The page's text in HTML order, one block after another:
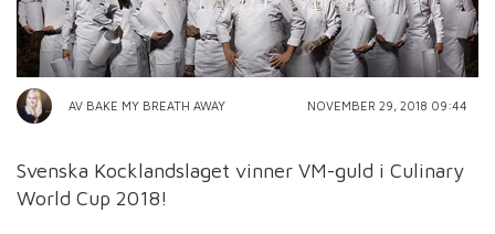
AV BAKE MY BREATH AWAY NOVEMBER 29, 2018 09:44
Svenska Kocklandslaget vinner VM-guld i Culinary
World Cup 2018!